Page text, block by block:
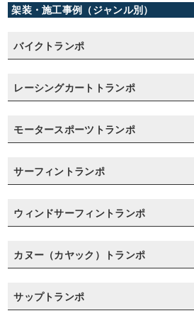
架装・施工事例（ジャンル別）
バイクトランポ
レーシングカートトランポ
モータースポーツトランポ
サーフィントランポ
ウィンドサーフィントランポ
カヌー（カヤック）トランポ
サップトランポ